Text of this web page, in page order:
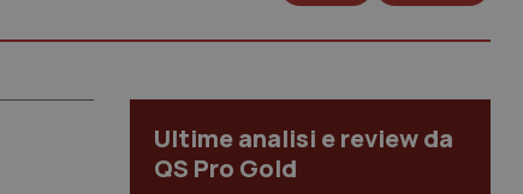
Ultime analisi e review da
QS Pro Gold